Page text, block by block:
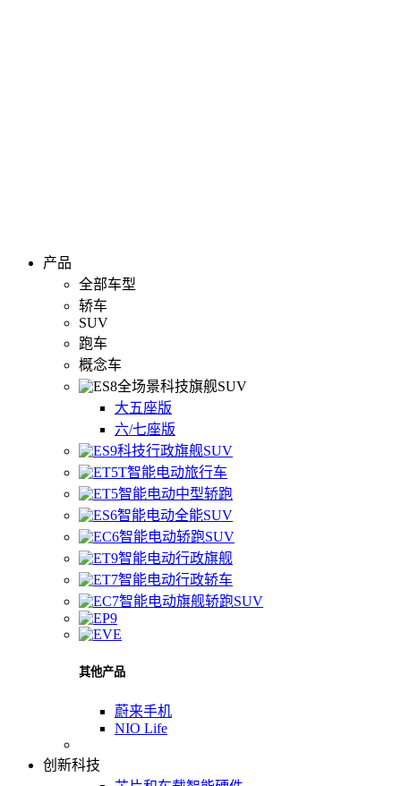
产品
全部车型
轿车
SUV
跑车
概念车
全场景科技旗舰SUV
大五座版
六/七座版
科技行政旗舰SUV
智能电动旅行车
智能电动中型轿跑
智能电动全能SUV
智能电动轿跑SUV
智能电动行政旗舰
智能电动行政轿车
智能电动旗舰轿跑SUV
其他产品
蔚来手机
NIO Life
创新科技